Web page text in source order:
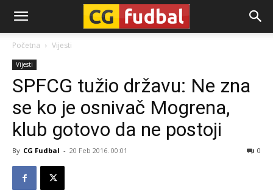
CG-
Fudbal
Početna Vijesti
Vijesti
SPFCG tužio državu: Ne zna
se ko je osnivač Mogrena,
klub gotovo da ne postoji
By CG Fudbal - 20 Feb 2016. 00:01 0